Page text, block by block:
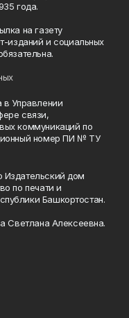
года.
на газету
изданий и социальных
в Управлении
связи,
коммуникаций по
номер ПИ № ТУ
дом
по печати и
Башкортостан.
Светлана Алексеевна.